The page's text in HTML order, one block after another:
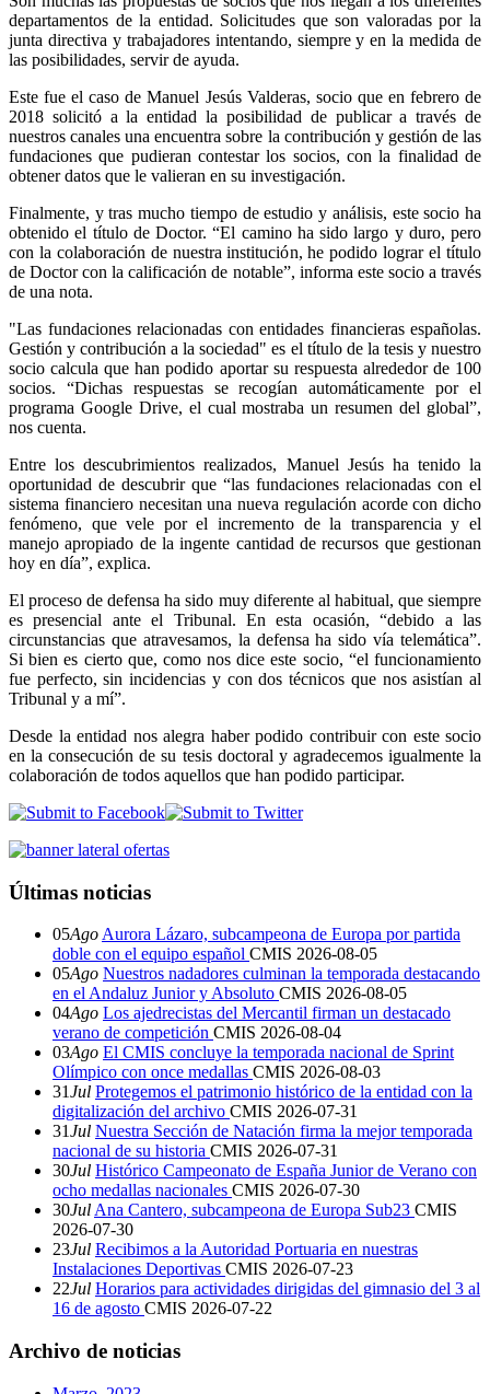
departamentos de la entidad. Solicitudes que son valoradas por la
junta directiva y trabajadores intentando, siempre y en la medida de
las posibilidades, servir de ayuda.
Este fue el caso de Manuel Jesús Valderas, socio que en febrero de
2018 solicitó a la entidad la posibilidad de publicar a través de
nuestros canales una encuentra sobre la contribución y gestión de las
fundaciones que pudieran contestar los socios, con la finalidad de
obtener datos que le valieran en su investigación.
Finalmente, y tras mucho tiempo de estudio y análisis, este socio ha
obtenido el título de Doctor. “El camino ha sido largo y duro, pero
con la colaboración de nuestra institución, he podido lograr el título
de Doctor con la calificación de notable”, informa este socio a través
de una nota.
"Las fundaciones relacionadas con entidades financieras españolas.
Gestión y contribución a la sociedad" es el título de la tesis y nuestro
socio calcula que han podido aportar su respuesta alrededor de 100
socios. “Dichas respuestas se recogían automáticamente por el
programa Google Drive, el cual mostraba un resumen del global”,
nos cuenta.
Entre los descubrimientos realizados, Manuel Jesús ha tenido la
oportunidad de descubrir que “las fundaciones relacionadas con el
sistema financiero necesitan una nueva regulación acorde con dicho
fenómeno, que vele por el incremento de la transparencia y el
manejo apropiado de la ingente cantidad de recursos que gestionan
hoy en día”, explica.
El proceso de defensa ha sido muy diferente al habitual, que siempre
es presencial ante el Tribunal. En esta ocasión, “debido a las
circunstancias que atravesamos, la defensa ha sido vía telemática”.
Si bien es cierto que, como nos dice este socio, “el funcionamiento
fue perfecto, sin incidencias y con dos técnicos que nos asistían al
Tribunal y a mí”.
Desde la entidad nos alegra haber podido contribuir con este socio
en la consecución de su tesis doctoral y agradecemos igualmente la
colaboración de todos aquellos que han podido participar.
Últimas noticias
05Ago Aurora Lázaro, subcampeona de Europa por partida
doble con el equipo español CMIS 2026-08-05
05Ago Nuestros nadadores culminan la temporada destacando
en el Andaluz Junior y Absoluto CMIS 2026-08-05
04Ago Los ajedrecistas del Mercantil firman un destacado
verano de competición CMIS 2026-08-04
03Ago El CMIS concluye la temporada nacional de Sprint
Olímpico con once medallas CMIS 2026-08-03
31Jul Protegemos el patrimonio histórico de la entidad con la
digitalización del archivo CMIS 2026-07-31
31Jul Nuestra Sección de Natación firma la mejor temporada
nacional de su historia CMIS 2026-07-31
30Jul Histórico Campeonato de España Junior de Verano con
ocho medallas nacionales CMIS 2026-07-30
30Jul Ana Cantero, subcampeona de Europa Sub23 CMIS
2026-07-30
23Jul Recibimos a la Autoridad Portuaria en nuestras
Instalaciones Deportivas CMIS 2026-07-23
22Jul Horarios para actividades dirigidas del gimnasio del 3 al
16 de agosto CMIS 2026-07-22
Archivo de noticias